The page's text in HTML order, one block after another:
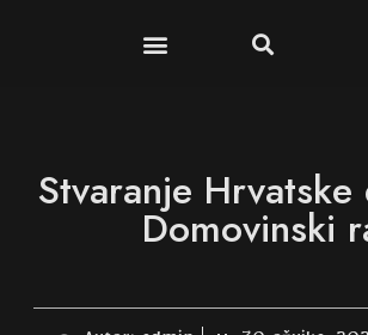
Stvaranje
Domovinski